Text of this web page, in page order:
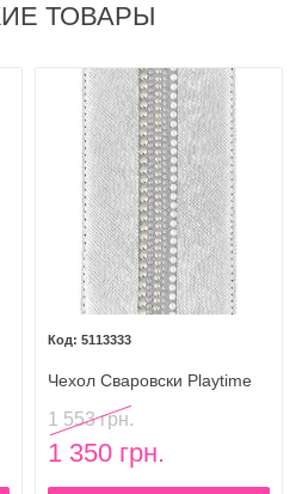
ТОВАРЫ
5113333
Чехол Сваровски Playtime
Case iPhone 5/5s
1 553 грн.
1 350 грн.